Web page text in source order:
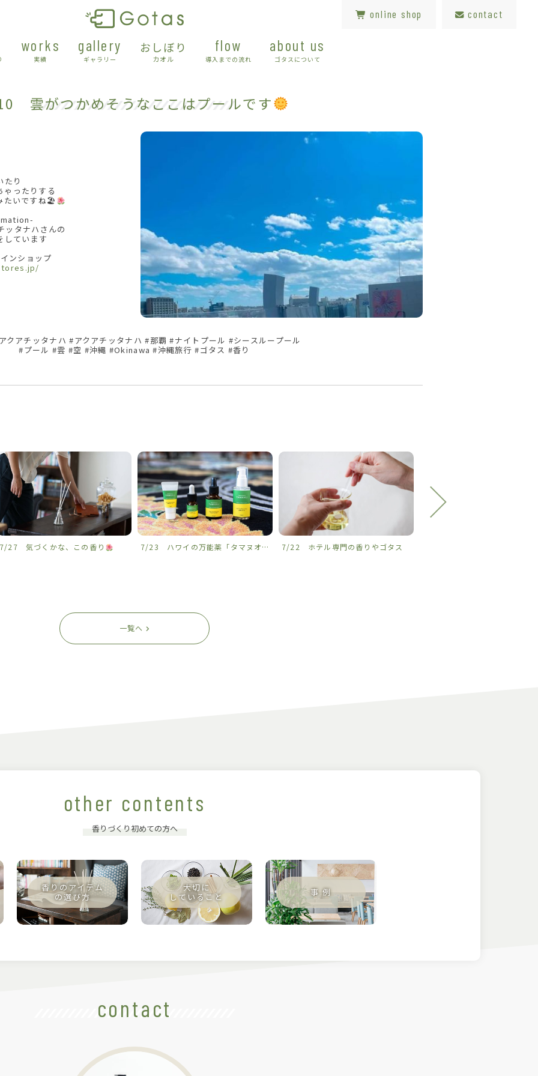
works
実績
gallery
ギャラリー
おしぼり
カオル
flow
導入までの流れ
about us
ゴタスについて
online shop contact
雲がつかめそうなここはプールです
たり
ゃったりする
たいですね🏖
ッタナハさんの
しています
ンショップ
クアチッタナハ #アクアチッタナハ #那覇 #ナイトプール #シースループール
#プール #雲 #空 #沖縄 #Okinawa #沖縄旅行 #ゴタス #香り
7/27 気づくかな、この香り 7/23 ハワイの万能薬「タマヌオイル」を沖縄から 𓈒𓏸
7/22 ホテル専門の香りやゴタス
一覧へ
other contents
香りづくり初めての方へ
contact